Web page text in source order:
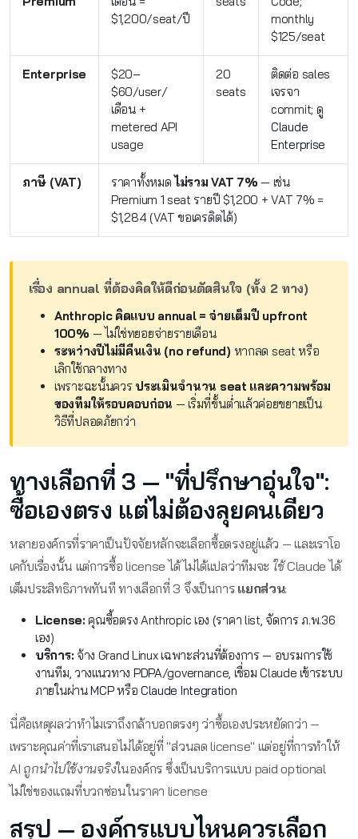
$1,200/seat/ปี
monthly
$125/seat
Enterprise
$20–
$60/user/
เดือน +
metered API
usage
20
seats
ติดต่อ sales
เจรจา
commit; ดู
Claude
Enterprise
ภาษี (VAT) ราคาทั้งหมด ไม่รวม VAT 7% — เช่น
Premium 1 seat รายปี $1,200 + VAT 7% =
$1,284 (VAT ขอเครดิตได้)
เรื่อง annual ที่ต้องคิดให้ดีก่อนตัดสินใจ (ทั้ง 2 ทาง)
Anthropic คิดแบบ annual = จ่ายเต็มปี upfront
100% — ไม่ใช่ทยอยจ่ายรายเดือน
ระหว่างปีไม่มีคืนเงิน (no refund) หากลด seat หรือ
เลิกใช้กลางทาง
เพราะฉะนั้นควร ประเมินจำนวน seat และความพร้อม
ของทีมให้รอบคอบก่อน — เริ่มที่ขั้นต่ำแล้วค่อยขยายเป็น
วิธีที่ปลอดภัยกว่า
ทางเลือกที่ 3 — "ที่ปรึกษาอุ่นใจ":
ซื้อเองตรง แต่ไม่ต้องลุยคนเดียว
หลายองค์กรที่ราคาเป็นปัจจัยหลักจะเลือกซื้อตรงอยู่แล้ว — และเราโอ
เคกับเรื่องนั้น แต่การซื้อ license ได้ ไม่ได้แปลว่าทีมจะ ใช้Claude ได้
เต็มประสิทธิภาพทันที ทางเลือกที่ 3 จึงเป็นการ แยกส่วน:
License: คุณซื้อตรง Anthropic เอง (ราคา list, จัดการ ภ.พ.36
เอง)
บริการ: จ้าง Grand Linux เฉพาะส่วนที่ต้องการ — อบรมการใช้
งานทีม, วางแนวทาง PDPA/governance, เชื่อม Claude เข้าระบบ
ภายในผ่านMCPหรือ Claude Integration
นี่คือเหตุผลว่าทำไมเราถึงกล้าบอกตรงๆ ว่าซื้อเองประหยัดกว่า —
เพราะคุณค่าที่เราเสนอไม่ได้อยู่ที่ "ส่วนลด license" แต่อยู่ที่การทำให้
AI ถูกนำไปใช้งานจริงในองค์กร ซึ่งเป็นบริการแบบ paid optional
ไม่ใช่ของแถมที่บวกซ่อนในราคา license
สรุป — องค์กรแบบไหนควรเลือก